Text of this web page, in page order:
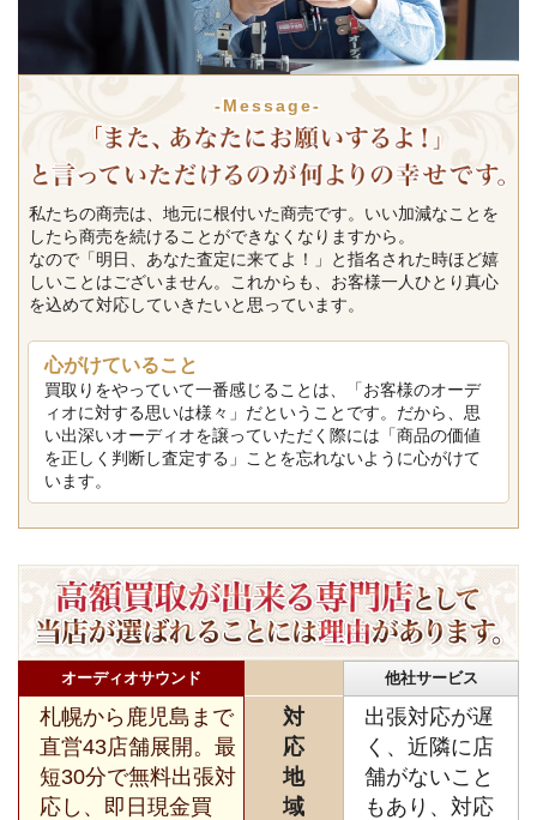
-Message-
私たちの商売は、地元に根付いた商売です。いい加減なことを
したら商売を続けることができなくなりますから。
なので「明日、あなた査定に来てよ！」と指名された時ほど嬉
しいことはございません。これからも、お客様一人ひとり真心
を込めて対応していきたいと思っています。
心がけていること
買取りをやっていて一番感じることは、「お客様のオーデ
ィオに対する思いは様々」だということです。だから、思
い出深いオーディオを譲っていただく際には「商品の価値
を正しく判断し査定する」ことを忘れないように心がけて
います。
オーディオサウンド 他社サービス
札幌から鹿児島まで
直営43店舗展開。最
短30分で無料出張対
応し、即日現金買
対
応
地
域
出張対応が遅
く、近隣に店
舗がないこと
もあり、対応